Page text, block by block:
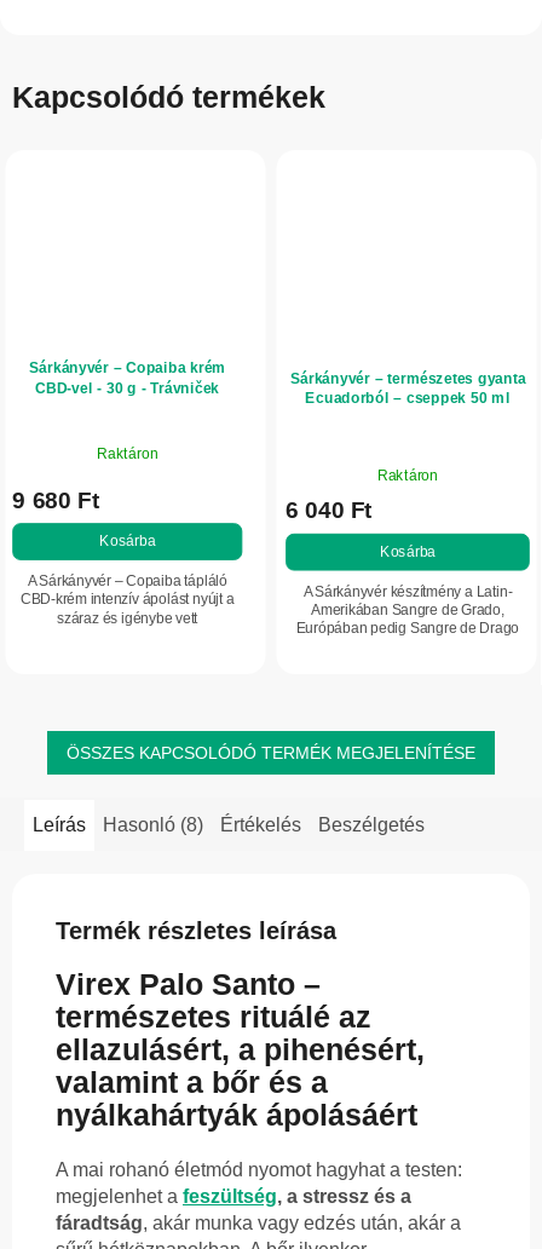
Kapcsolódó termékek
Sárkányvér – Copaiba krém
CBD-vel - 30 g - Trávniček
Raktáron
9 680 Ft
Kosárba
A Sárkányvér – Copaiba tápláló
CBD-krém intenzív ápolást nyújt a
száraz és igénybe vett
Sárkányvér – természetes gyanta
Ecuadorból – cseppek 50 ml
átlagos
értékelése
5-
ből
csillag.
Raktáron
6 040 Ft
Kosárba
A Sárkányvér készítmény a Latin-
Amerikában Sangre de Grado,
Európában pedig Sangre de Drago
ÖSSZES KAPCSOLÓDÓ TERMÉK MEGJELENÍTÉSE
Leírás Hasonló (8) Értékelés Beszélgetés
Termék részletes leírása
Virex Palo Santo –
természetes rituálé az
ellazulásért, a pihenésért,
valamint a bőr és a
nyálkahártyák ápolásáért
A mai rohanó életmód nyomot hagyhat a testen:
megjelenhet a feszültség, a stressz és a
fáradtság, akár munka vagy edzés után, akár a